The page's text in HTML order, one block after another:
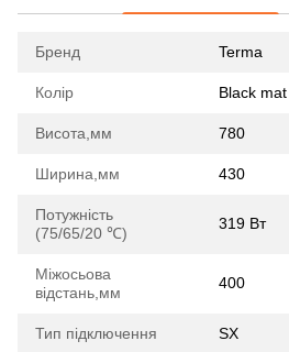
Бренд Terma
Колір Black mat
Висота,мм 780
Ширина,мм 430
Потужність
(75/65/20 ℃)
319 Вт
Міжосьова
відстань,мм
400
Тип підключення SX